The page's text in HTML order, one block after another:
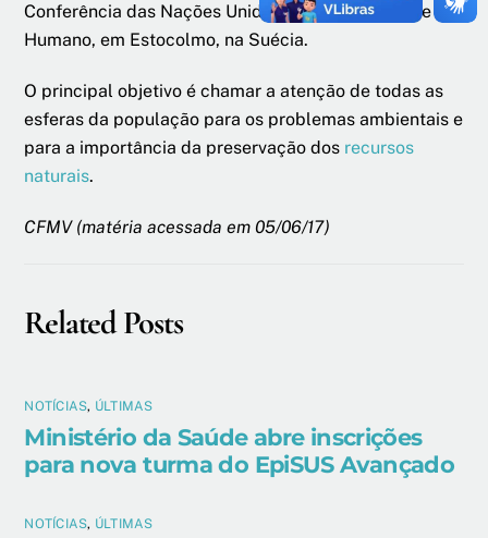
Conferência das Nações Unidas Sobre o Ambiente
Humano, em Estocolmo, na Suécia.
O principal objetivo é chamar a atenção de todas as
esferas da população para os problemas ambientais e
para a importância da preservação dos recursos
naturais.
CFMV (matéria acessada em 05/06/17)
Related Posts
NOTÍCIAS, ÚLTIMAS
Ministério da Saúde abre inscrições
para nova turma do EpiSUS Avançado
NOTÍCIAS, ÚLTIMAS